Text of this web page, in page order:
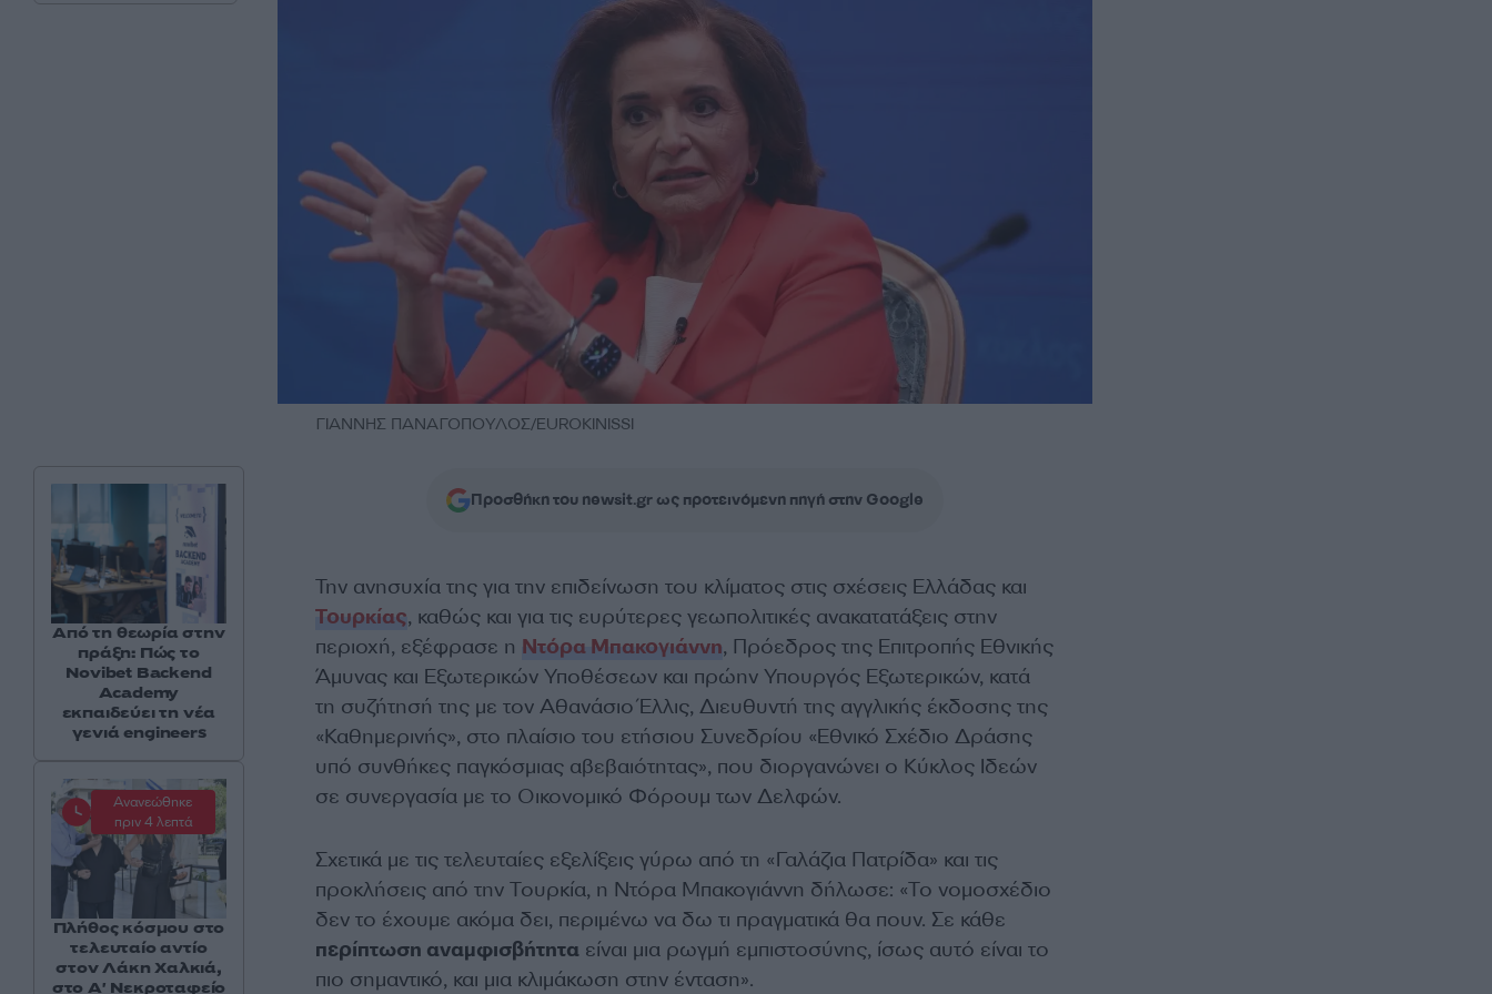
ΓΙΑΝΝΗΣ ΠΑΝΑΓΟΠΟΥΛΟΣ/EUROKINISSI
Προσθήκη του newsit.gr ως προτεινόμενη πηγή στην Google
Την ανησυχία της για την επιδείνωση του κλίματος στις σχέσεις Ελλάδας και
Τουρκίας, καθώς και για τις ευρύτερες γεωπολιτικές ανακατατάξεις στην
περιοχή, εξέφρασε η Ντόρα Μπακογιάννη, Πρόεδρος της Επιτροπής Εθνικής
Άμυνας και Εξωτερικών Υποθέσεων και πρώην Υπουργός Εξωτερικών, κατά
τη συζήτησή της με τον Αθανάσιο Έλλις, Διευθυντή της αγγλικής έκδοσης της
«Καθημερινής», στο πλαίσιο του ετήσιου Συνεδρίου «Εθνικό Σχέδιο Δράσης
υπό συνθήκες παγκόσμιας αβεβαιότητας», που διοργανώνει ο Κύκλος Ιδεών
σε συνεργασία με το Οικονομικό Φόρουμ των Δελφών.
Σχετικά με τις τελευταίες εξελίξεις γύρω από τη «Γαλάζια Πατρίδα» και τις
προκλήσεις από την Τουρκία, η Ντόρα Μπακογιάννη δήλωσε: «Το νομοσχέδιο
δεν το έχουμε ακόμα δει, περιμένω να δω τι πραγματικά θα πουν. Σε κάθε
περίπτωση αναμφισβήτηταείναι μια ρωγμή εμπιστοσύνης, ίσως αυτό είναι το
πιο σημαντικό, και μια κλιμάκωση στην ένταση».
Από τη θεωρία στην
πράξη: Πώς το
Novibet Backend
Academy
εκπαιδεύει τη νέα
γενιά engineers
Ανανεώθηκε
πριν 4 λεπτά
Πλήθος κόσμου στο
τελευταίο αντίο
στον Λάκη Χαλκιά,
στο Α' Νεκροταφείο